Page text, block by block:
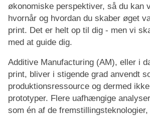
økonomiske perspektiver, så du kan
hvornår og hvordan du skaber øget
print. Det er helt op til dig - men vi
med at guide dig.
Additive Manufacturing (AM), eller i
print, bliver i stigende grad anvendt
produktionsressource og dermed
prototyper. Flere uafhængige
som én af de